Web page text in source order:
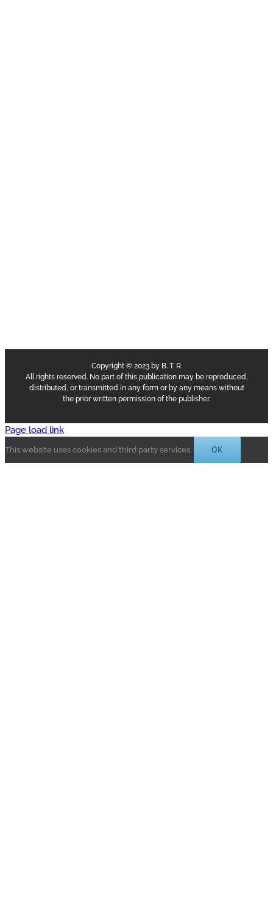
Copyright © 2023 by B. T. R.
All rights reserved. No part of this publication may be reproduced,
distributed, or transmitted in any form or by any means without
the prior written permission of the publisher.
Page load link
This website uses cookies and third party services. OK